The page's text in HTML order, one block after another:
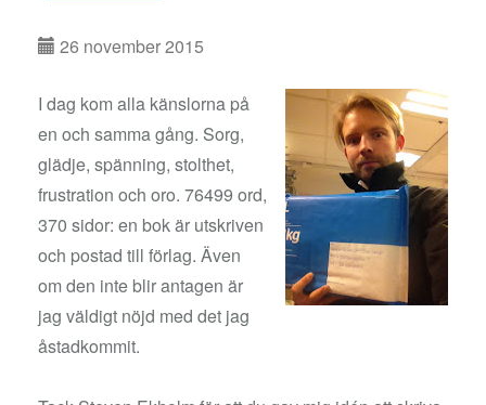
26 november 2015
I dag kom alla känslorna på
en och samma gång. Sorg,
glädje, spänning, stolthet,
frustration och oro. 76499 ord,
370 sidor: en bok är utskriven
och postad till förlag. Även
om den inte blir antagen är
jag väldigt nöjd med det jag
åstadkommit.